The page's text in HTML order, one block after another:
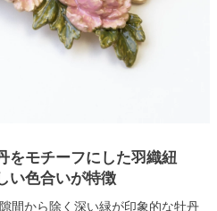
をモチーフにした羽織紐
い色合いが特徴
間から除く深い緑が印象的な牡丹